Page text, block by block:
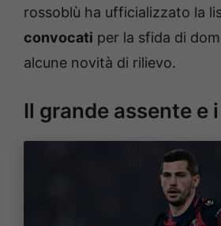
rossoblù ha ufficializzato la
convocati per la sfida di
alcune novità di rilievo.
Il grande assente e